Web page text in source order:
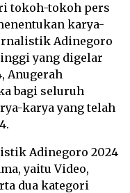
tokoh-tokoh pers
karya-
Adinegoro
yang digelar
Anugerah
bagi seluruh
karya yang telah
Adinegoro 2024
yaitu Video,
dua kategori